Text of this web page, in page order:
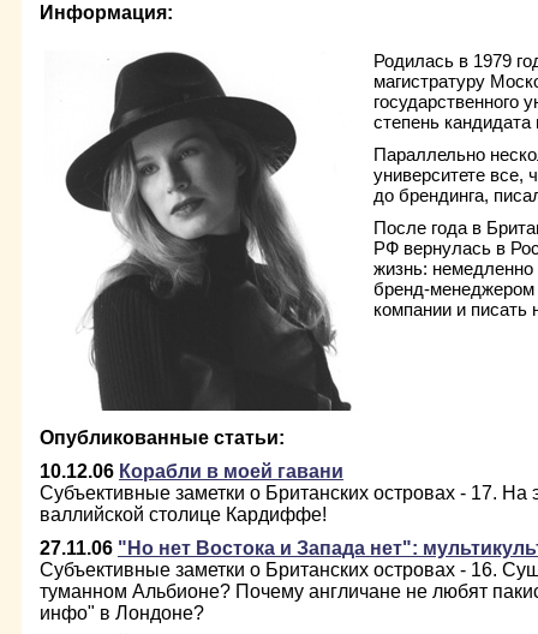
Информация:
Родилась в 1979
магистратуру
государственного
степень кандидата
Параллельно
университете все,
до брендинга,
После года в
РФ вернулась в
жизнь:
бренд-менеджером
компании и
Опубликованные статьи:
10.12.06 Корабли в моей гавани
Субъективные заметки о Британских островах - 17. На
валлийской столице Кардиффе!
27.11.06 "Но нет Востока и Запада нет":
Субъективные заметки о Британских островах - 16.
туманном Альбионе? Почему англичане не любят
инфо" в Лондоне?